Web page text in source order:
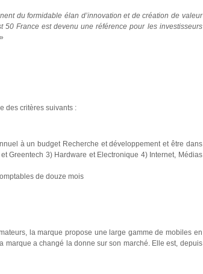
du formidable élan d’innovation et de création de valeur
France est devenu une référence pour les investisseurs
»
des critères suivants :
à un budget Recherche et développement et être dans
Greentech 3) Hardware et Electronique 4) Internet, Médias
de douze mois
la marque propose une large gamme de mobiles en
marque a changé la donne sur son marché. Elle est, depuis